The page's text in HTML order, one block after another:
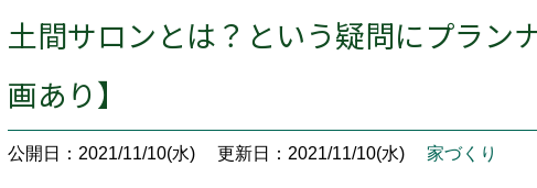
土間サロンとは？という疑問にプラン
画あり】
公開日：2021/11/10(水) 更新日：2021/11/10(水) 家づくり